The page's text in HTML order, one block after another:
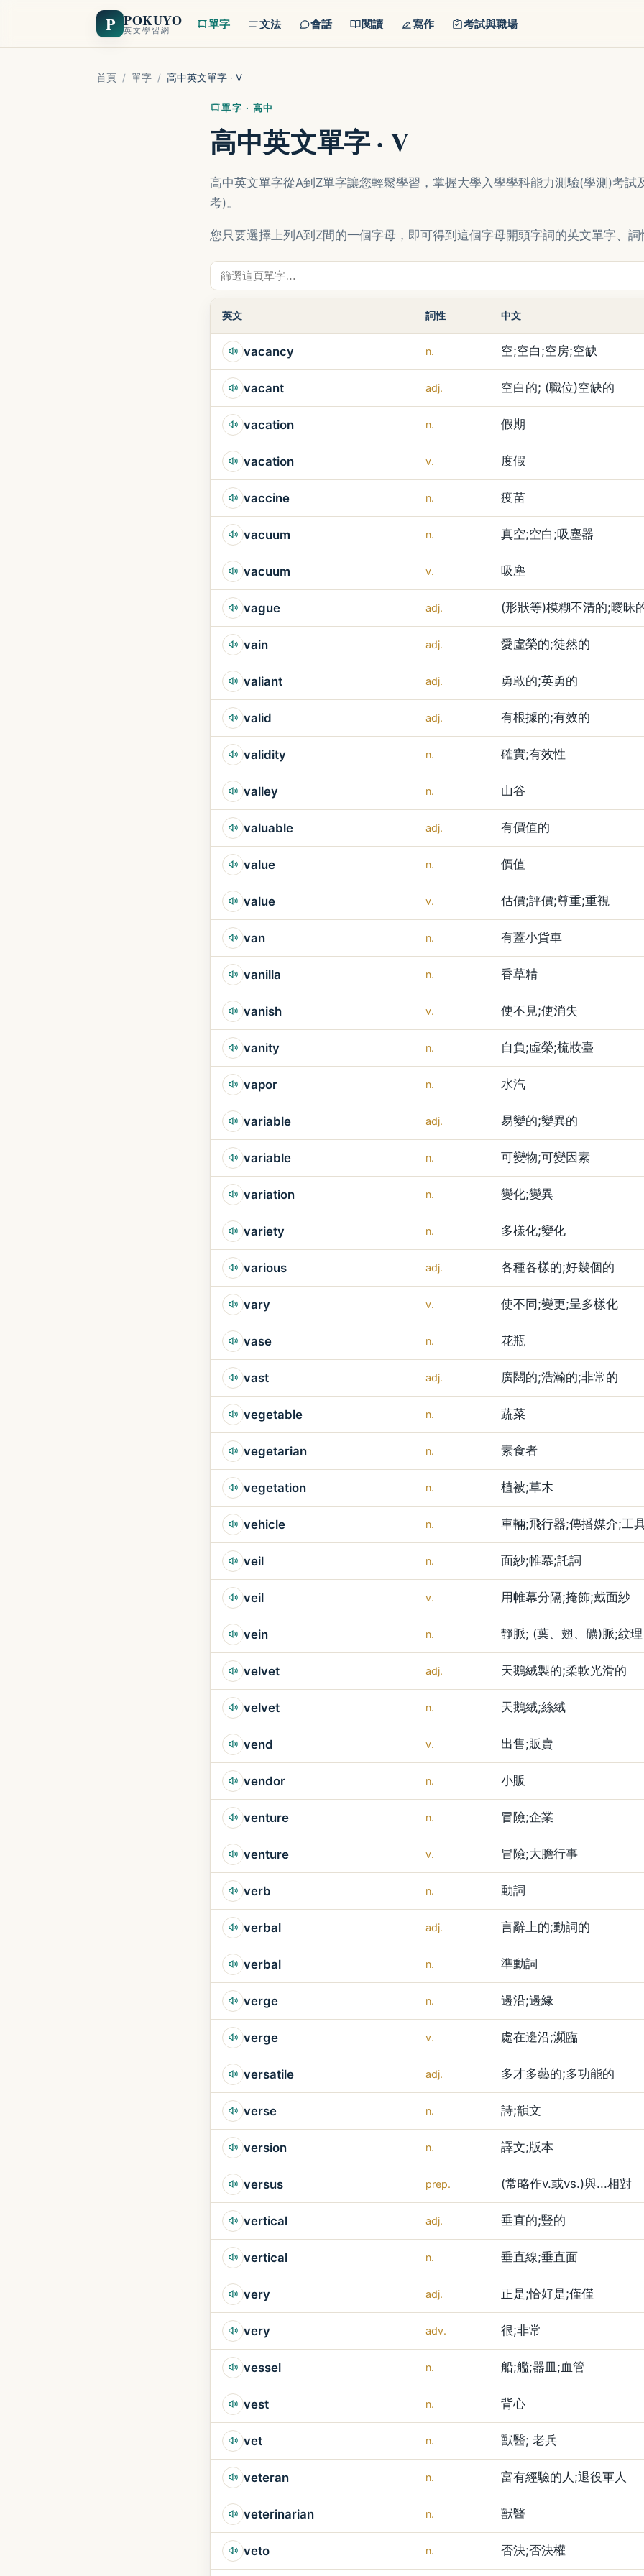
P POKUYO
英文學習網 單字 文法 會話 閱讀 寫作 考試與職場
首頁 / 單字 / 高中英文單字 · V
單字 · 高中
高中英文單字 · V
高中英文單字從A到Z單字讓您輕鬆學習，掌握大學入學學科能力測驗(學測)考試
考)。
您只要選擇上列A到Z間的一個字母，即可得到這個字母開頭字詞的英文單字、
英文 詞性 中文
vacancy n. 空;空白;空房;空缺
vacant adj. 空白的; (職位)空缺的
vacation n. 假期
vacation v. 度假
vaccine n. 疫苗
vacuum n. 真空;空白;吸塵器
vacuum v. 吸塵
vague adj. (形狀等)模糊不清的;曖昧
vain adj. 愛虛榮的;徒然的
valiant adj. 勇敢的;英勇的
valid adj. 有根據的;有效的
validity n. 確實;有效性
valley n. 山谷
valuable adj. 有價值的
value n. 價值
value v. 估價;評價;尊重;重視
van n. 有蓋小貨車
vanilla n. 香草精
vanish v. 使不見;使消失
vanity n. 自負;虛榮;梳妝臺
vapor n. 水汽
variable adj. 易變的;變異的
variable n. 可變物;可變因素
variation n. 變化;變異
variety n. 多樣化;變化
various adj. 各種各樣的;好幾個的
vary v. 使不同;變更;呈多樣化
vase n. 花瓶
vast adj. 廣闊的;浩瀚的;非常的
vegetable n. 蔬菜
vegetarian n. 素食者
vegetation n. 植被;草木
vehicle n. 車輛;飛行器;傳播媒介;工
veil n. 面紗;帷幕;託詞
veil v. 用帷幕分隔;掩飾;戴面紗
vein n. 靜脈; (葉、翅、礦)脈;紋理
velvet adj. 天鵝絨製的;柔軟光滑的
velvet n. 天鵝絨;絲絨
vend v. 出售;販賣
vendor n. 小販
venture n. 冒險;企業
venture v. 冒險;大膽行事
verb n. 動詞
verbal adj. 言辭上的;動詞的
verbal n. 準動詞
verge n. 邊沿;邊緣
verge v. 處在邊沿;瀕臨
versatile adj. 多才多藝的;多功能的
verse n. 詩;韻文
version n. 譯文;版本
versus prep. (常略作v.或vs.)與...相對
vertical adj. 垂直的;豎的
vertical n. 垂直線;垂直面
very adj. 正是;恰好是;僅僅
very adv. 很;非常
vessel n. 船;艦;器皿;血管
vest n. 背心
vet n. 獸醫; 老兵
veteran n. 富有經驗的人;退役軍人
veterinarian n. 獸醫
veto n. 否決;否決權